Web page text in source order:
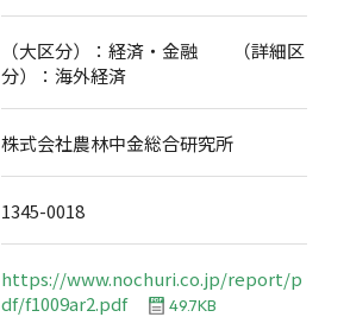
（大区分）：経済・金融 （詳細区
分）：海外経済
株式会社農林中金総合研究所
1345-0018
https://www.nochuri.co.jp/report/p
df/f1009ar2.pdf
49.7KB